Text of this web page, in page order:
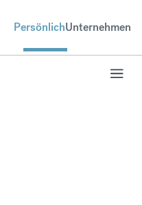
PersönlichUnternehmen